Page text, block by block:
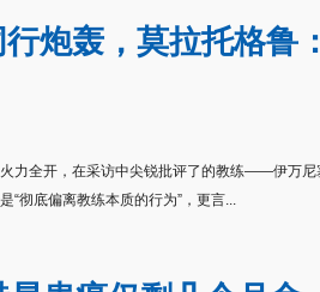
炮轰，莫拉托格鲁
力全开，在采访中尖锐批评了的教练——伊万
“彻底偏离教练本质的行为”，更言...